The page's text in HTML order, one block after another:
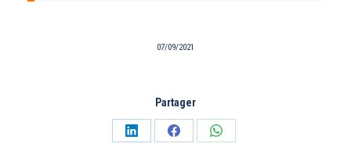
07/09/2021
Partager
PartagerPartagerPartager